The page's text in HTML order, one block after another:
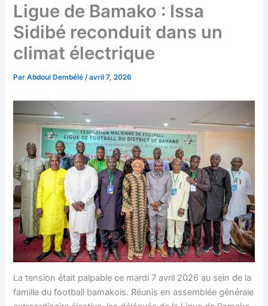
Ligue de Bamako : Issa
Sidibé reconduit dans un
climat électrique
ParAbdoul Dembélé/avril 7, 2026
La tension était palpable ce mardi 7 avril 2026 au sein de la
famille du football bamakois. Réunis en assemblée générale